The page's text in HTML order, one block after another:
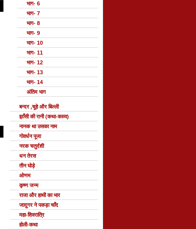
भाग- 6
भाग- 7
भाग- 8
भाग- 9
भाग- 10
भाग- 11
भाग- 12
भाग- 13
भाग- 14
अंतिम भाग
बन्दर ,चूहे और बिल्ली
झाँसी की रानी (कथा-काव्य)
नानक था उसका नाम
गोवर्धन पूजा
नरक चतुर्दशी
धन तेरस
तीन घोड़े
ओणम
कृष्ण जन्म
राजा और हाथी का भार
जादुगर ने पकड़ा चाँद
महा-शिवरात्रि
होली-कथा